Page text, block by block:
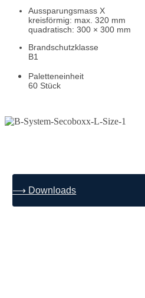
Aussparungsmass X
kreisförmig: max. 320 mm
quadratisch: 300 × 300 mm
Brandschutzklasse
B1
Paletteneinheit
60 Stück
⟶ Downloads